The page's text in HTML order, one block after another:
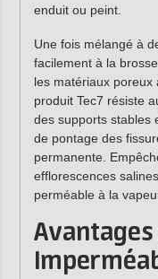
enduit ou peint.
Une fois mélangé à
facilement à la
les matériaux poreux
produit Tec7 résiste
des supports stables
de pontage des
permanente.
efflorescences
perméable à la
Avantages